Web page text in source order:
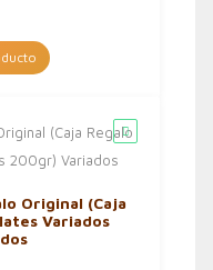
Original (Caja
Variados